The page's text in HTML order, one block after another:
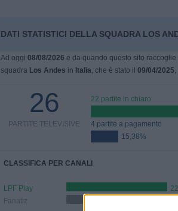
DATI STATISTICI DELLA SQUADRA LOS
Ad oggi 08/08/2026 e da quando questo sito
squadra Los Andes in Italia, che è stato il 09/04/2025
26
PARTITE TELEVISIVE
22 partite in chiaro
4 partite a pagamento
15,38%
CLASSIFICA PER CANALI
LPF Play
Fanatiz